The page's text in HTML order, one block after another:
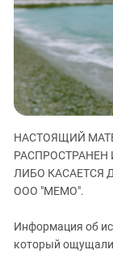
Дагестан
Ингушетия
Кабардино-
Калмыкия
Карачаево-
Краснодарский
Российская
Северная Осетия
НАСТОЯЩИЙ
ЛИБО КАСАЕТСЯ
ООО "МЕМО".
Информация об
который ощущали